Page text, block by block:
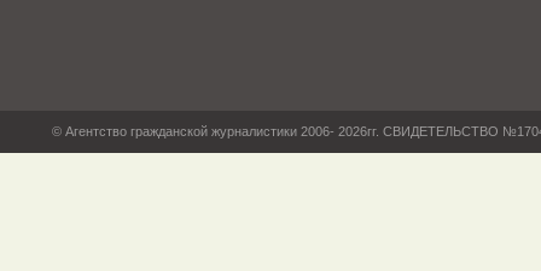
© Агентство гражданской журналистики 2006- 2026гг. СВИДЕТЕЛЬСТВО